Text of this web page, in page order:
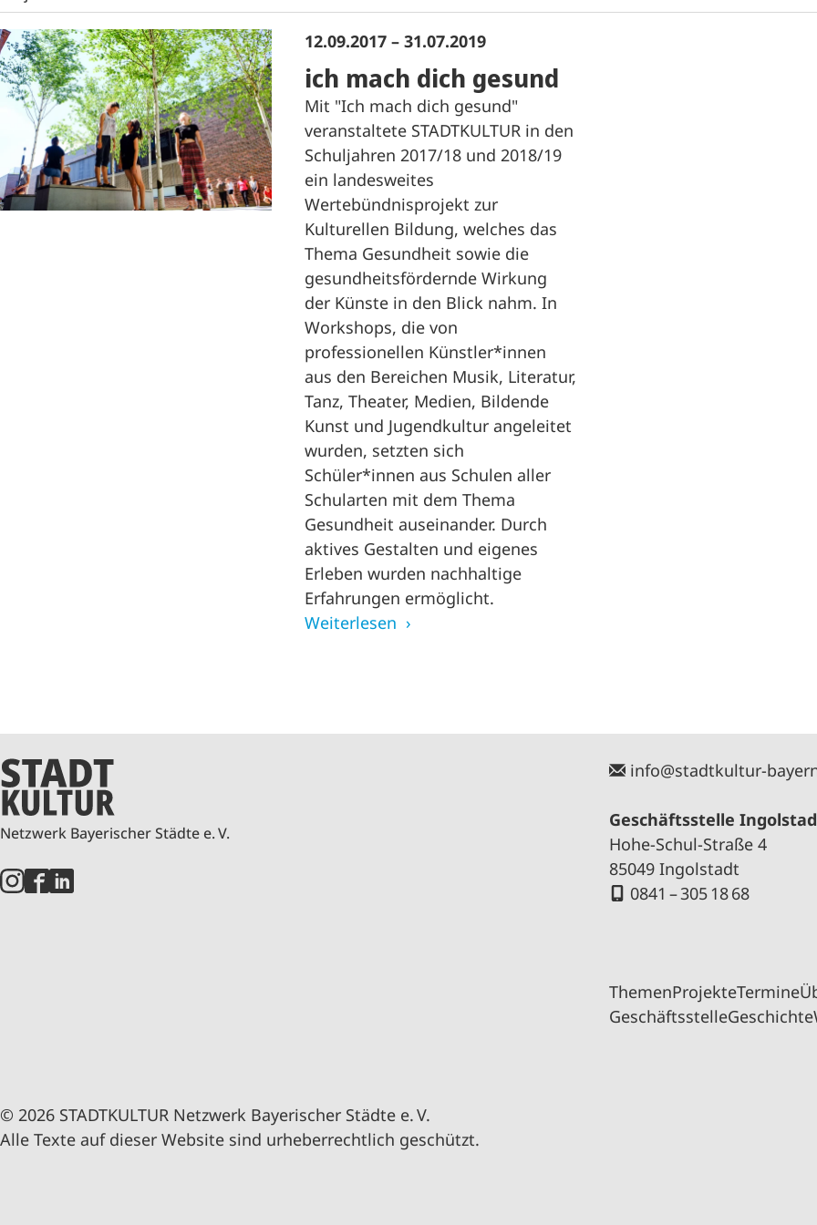
12.09.2017 – 31.07.2019
ich mach dich gesund
Mit "Ich mach dich gesund"
veranstaltete STADTKULTUR in den
Schuljahren 2017/18 und 2018/19
ein landesweites
Wertebündnisprojekt zur
Kulturellen Bildung, welches das
Thema Gesundheit sowie die
gesundheitsfördernde Wirkung
der Künste in den Blick nahm. In
Workshops, die von
professionellen Künstler*innen
aus den Bereichen Musik, Literatur,
Tanz, Theater, Medien, Bildende
Kunst und Jugendkultur angeleitet
wurden, setzten sich
Schüler*innen aus Schulen aller
Schularten mit dem Thema
Gesundheit auseinander. Durch
aktives Gestalten und eigenes
Erleben wurden nachhaltige
Erfahrungen ermöglicht.
Weiterlesen
Netzwerk Bayerischer Städte e. V.
info@stadtkultur-
Geschäftsstelle
Hohe-Schul-Straße 4
85049 Ingolstadt
0841 – 305 18 68
ThemenProjekteTermine
GeschäftsstelleGeschichte
© 2026 STADTKULTUR Netzwerk Bayerischer Städte e. V.
Alle Texte auf dieser Website sind urheberrechtlich geschützt.